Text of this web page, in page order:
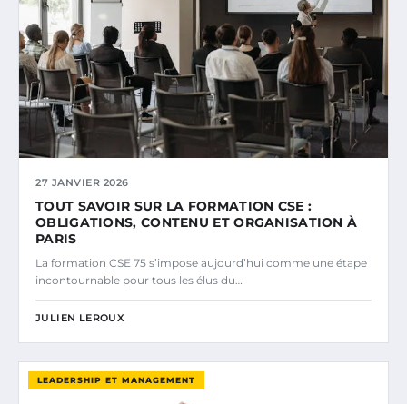
27 JANVIER 2026
TOUT SAVOIR SUR LA FORMATION CSE :
OBLIGATIONS, CONTENU ET ORGANISATION À
PARIS
La formation CSE 75 s’impose aujourd’hui comme une étape
incontournable pour tous les élus du…
JULIEN LEROUX
LEADERSHIP ET MANAGEMENT